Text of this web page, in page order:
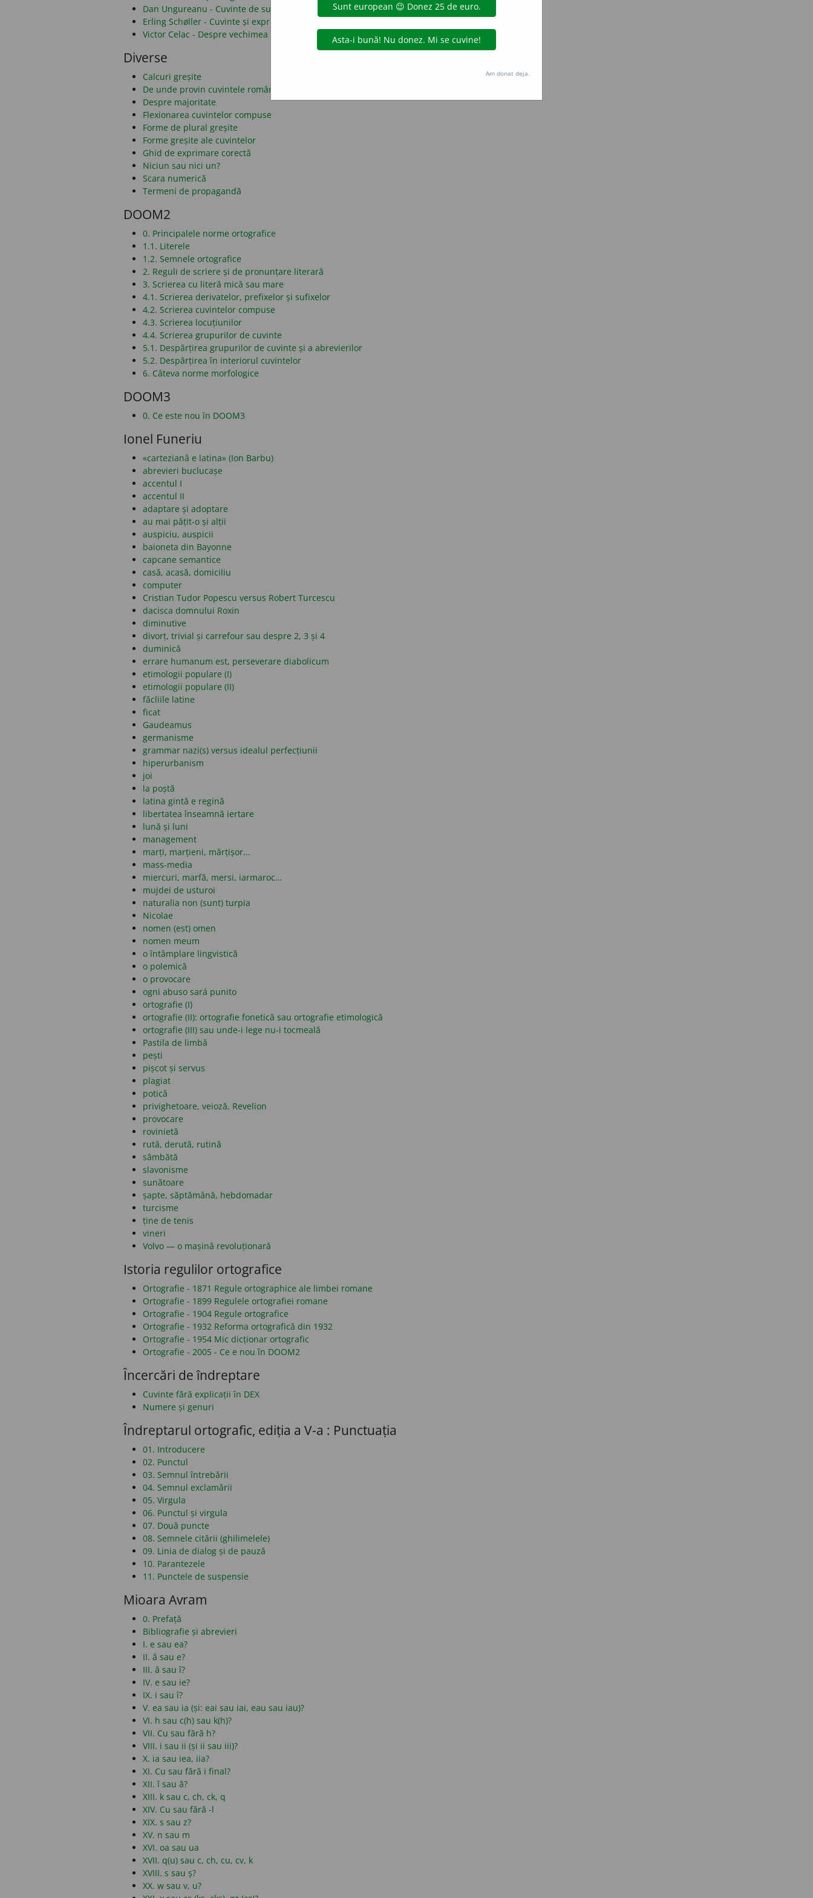
Dan Ungureanu - Cuvinte de substrat? Da. Cuvinte dacice? Nu.
Erling Schøller - Cuvinte și expresii obscene în limba română
Victor Celac - Despre vechimea și originea cuvântului «da» în limba română
Diverse
Calcuri greșite
De unde provin cuvintele românești
Despre majoritate
Flexionarea cuvintelor compuse
Forme de plural greșite
Forme greșite ale cuvintelor
Ghid de exprimare corectă
Niciun sau nici un?
Scara numerică
Termeni de propagandă
DOOM2
0. Principalele norme ortografice
1.1. Literele
1.2. Semnele ortografice
2. Reguli de scriere și de pronunțare literară
3. Scrierea cu literă mică sau mare
4.1. Scrierea derivatelor, prefixelor și sufixelor
4.2. Scrierea cuvintelor compuse
4.3. Scrierea locuțiunilor
4.4. Scrierea grupurilor de cuvinte
5.1. Despărțirea grupurilor de cuvinte și a abrevierilor
5.2. Despărțirea în interiorul cuvintelor
6. Câteva norme morfologice
DOOM3
0. Ce este nou în DOOM3
Ionel Funeriu
«carteziană e latina» (Ion Barbu)
abrevieri buclucașe
accentul I
accentul II
adaptare și adoptare
au mai pățit-o și alții
auspiciu, auspicii
baioneta din Bayonne
capcane semantice
casă, acasă, domiciliu
computer
Cristian Tudor Popescu versus Robert Turcescu
dacisca domnului Roxin
diminutive
divorț, trivial și carrefour sau despre 2, 3 și 4
duminică
errare humanum est, perseverare diabolicum
etimologii populare (I)
etimologii populare (II)
făcliile latine
ficat
Gaudeamus
germanisme
grammar nazi(s) versus idealul perfecțiunii
hiperurbanism
joi
la poștă
latina gintă e regină
libertatea înseamnă iertare
lună și luni
management
marți, marțieni, mărțișor...
mass-media
miercuri, marfă, mersi, iarmaroc…
mujdei de usturoi
naturalia non (sunt) turpia
Nicolae
nomen (est) omen
nomen meum
o întâmplare lingvistică
o polemică
o provocare
ogni abuso sará punito
ortografie (I)
ortografie (II): ortografie fonetică sau ortografie etimologică
ortografie (III) sau unde-i lege nu-i tocmeală
Pastila de limbă
pești
pișcot și servus
plagiat
potică
privighetoare, veioză, Revelion
provocare
rovinietă
rută, derută, rutină
sâmbătă
slavonisme
sunătoare
șapte, săptămână, hebdomadar
turcisme
ține de tenis
vineri
Volvo — o mașină revoluționară
Istoria regulilor ortografice
Ortografie - 1871 Regule ortographice ale limbei romane
Ortografie - 1899 Regulele ortografiei romane
Ortografie - 1904 Regule ortografice
Ortografie - 1932 Reforma ortografică din 1932
Ortografie - 1954 Mic dicționar ortografic
Ortografie - 2005 - Ce e nou în DOOM2
Încercări de îndreptare
Cuvinte fără explicații în DEX
Numere și genuri
Îndreptarul ortografic, ediția a V-a : Punctuația
01. Introducere
02. Punctul
03. Semnul întrebării
04. Semnul exclamării
05. Virgula
06. Punctul și virgula
07. Două puncte
08. Semnele citării (ghilimelele)
09. Linia de dialog și de pauză
10. Parantezele
11. Punctele de suspensie
Mioara Avram
0. Prefață
Bibliografie și abrevieri
I. e sau ea?
II. ă sau e?
III. ă sau î?
IV. e sau ie?
IX. i sau î?
V. ea sau ia (și: eai sau iai, eau sau iau)?
VI. h sau c(h) sau k(h)?
VII. Cu sau fără h?
VIII. i sau ii (și ii sau iii)?
X. ia sau iea, iia?
XI. Cu sau fără i final?
XII. î sau â?
XIII. k sau c, ch, ck, q
XIV. Cu sau fără -l
XIX. s sau z?
XV. n sau m
XVI. oa sau ua
XVII. q(u) sau c, ch, cu, cv, k
XVIII. s sau ș?
XX. w sau v, u?
Am donat deja.